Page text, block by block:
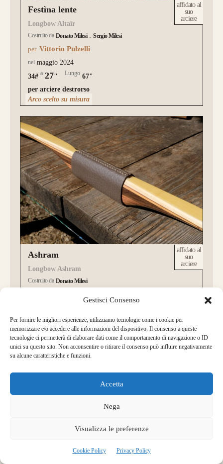
Gestisci Consenso
Per fornire le migliori esperienze, utilizziamo tecnologie come i cookie per
memorizzare e/o accedere alle informazioni del dispositivo. Il consenso a queste
tecnologie ci permetterà di elaborare dati come il comportamento di navigazione o ID
unici su questo sito. Non acconsentire o ritirare il consenso può influire negativamente
su alcune caratteristiche e funzioni.
Accetta
Nega
Visualizza le preferenze
Cookie Policy Privacy Policy
Festìna lente
Longbow Altaïr
Costruito da Donato Milesi Sergio Milesi
per Vittorio Pulzelli
nel maggio 2024
34# a 27" Lungo 67"
per arciere destrorso
affidato al
suo
arciere
Arco scelto su misura
Ashram
Longbow Ashram
Costruito da Donato Milesi
49# a 28" Lungo 69"
per arciere destrorso
affidato al
suo
arciere
Arco scelto su misura